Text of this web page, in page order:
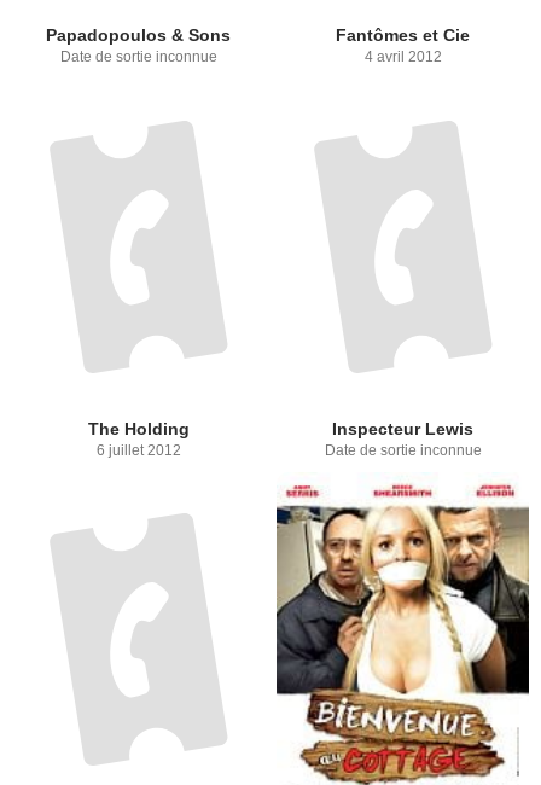
Papadopoulos & Sons
Date de sortie inconnue
Fantômes et Cie
4 avril 2012
The Holding
6 juillet 2012
Inspecteur Lewis
Date de sortie inconnue